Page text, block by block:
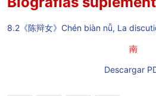
8.2《陈辩女》Chén biàn nǚ, La
南
Descargar